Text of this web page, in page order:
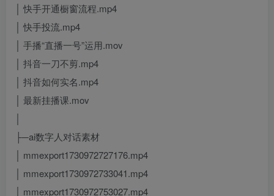
│ 快手开通橱窗流程.mp4
│ 快手投流.mp4
│ 手播“直播一号”运用.mov
│ 抖音一刀不剪.mp4
│ 抖音如何实名.mp4
│ 最新挂播课.mov
├─ai数字人对话素材
│ mmexport1730972727176.mp4
│ mmexport1730972733041.mp4
│ mmexport1730972753027.mp4